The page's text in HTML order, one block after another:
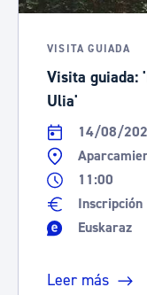
VISITA GUIADA
Visita guiada:
Ulia'
14/08/
11:00
Inscripción
Euskaraz
Leer más